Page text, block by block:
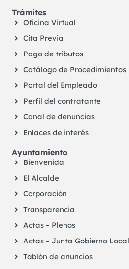
Trámites
Oficina Virtual
Cita Previa
Pago de tributos
Catálogo de Procedimientos
Portal del Empleado
Perfil del contratante
Canal de denuncias
Enlaces de interés
Ayuntamiento
Bienvenida
El Alcalde
Corporación
Transparencia
Actas – Plenos
Actas – Junta Gobierno Local
Tablón de anuncios